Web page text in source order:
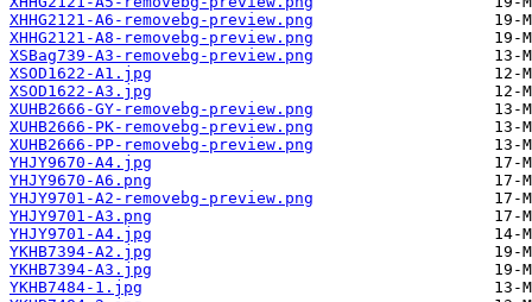
XHHG2121-A6-removebg-preview.png
XHHG2121-A8-removebg-preview.png
XSBag739-A3-removebg-preview.png
XSOD1622-A1.jpg
XSOD1622-A3.jpg
XUHB2666-GY-removebg-preview.png
XUHB2666-PK-removebg-preview.png
XUHB2666-PP-removebg-preview.png
YHJY9670-A4.jpg
YHJY9670-A6.png
YHJY9701-A2-removebg-preview.png
YHJY9701-A3.png
YHJY9701-A4.jpg
YKHB7394-A2.jpg
YKHB7394-A3.jpg
YKHB7484-1.jpg